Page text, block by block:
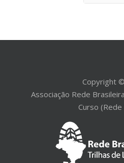
Copyright
Associação Rede
Curso